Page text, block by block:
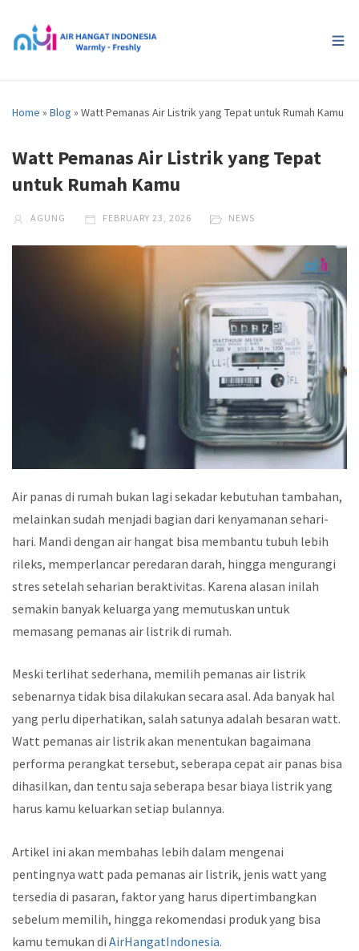
Home » Blog » Watt Pemanas Air Listrik yang Tepat untuk Rumah Kamu
Watt Pemanas Air Listrik yang Tepat
untuk Rumah Kamu
AGUNG FEBRUARY 23, 2026 NEWS
Air panas di rumah bukan lagi sekadar kebutuhan tambahan,
melainkan sudah menjadi bagian dari kenyamanan sehari-
hari. Mandi dengan air hangat bisa membantu tubuh lebih
rileks, memperlancar peredaran darah, hingga mengurangi
stres setelah seharian beraktivitas. Karena alasan inilah
semakin banyak keluarga yang memutuskan untuk
memasang pemanas air listrik di rumah.
Meski terlihat sederhana, memilih pemanas air listrik
sebenarnya tidak bisa dilakukan secara asal. Ada banyak hal
yang perlu diperhatikan, salah satunya adalah besaran watt.
Watt pemanas air listrik akan menentukan bagaimana
performa perangkat tersebut, seberapa cepat air panas bisa
dihasilkan, dan tentu saja seberapa besar biaya listrik yang
harus kamu keluarkan setiap bulannya.
Artikel ini akan membahas lebih dalam mengenai
pentingnya watt pada pemanas air listrik, jenis watt yang
tersedia di pasaran, faktor yang harus dipertimbangkan
sebelum memilih, hingga rekomendasi produk yang bisa
kamu temukan di AirHangatIndonesia.